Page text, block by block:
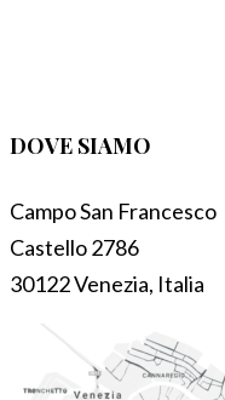
DOVE SIAMO
Campo San Francesco
Castello 2786
30122 Venezia, Italia